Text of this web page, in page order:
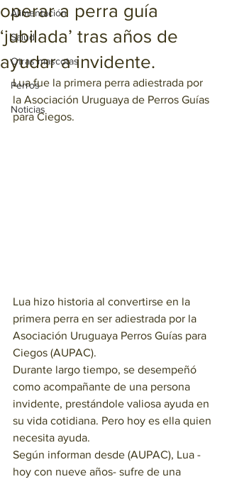
Alimentación
Salud
Otras mascotas
Perros
Noticias
operar a perra guía
‘jubilada’ tras años de
ayudar a invidente.
Lua fue la primera perra adiestrada por
la Asociación Uruguaya de Perros Guías
para Ciegos.
Lua hizo historia al convertirse en la
primera perra en ser adiestrada por la
Asociación Uruguaya Perros Guías para
Ciegos (AUPAC).
Durante largo tiempo, se desempeñó
como acompañante de una persona
invidente, prestándole valiosa ayuda en
su vida cotidiana. Pero hoy es ella quien
necesita ayuda.
Según informan desde (AUPAC), Lua -
hoy con nueve años- sufre de una